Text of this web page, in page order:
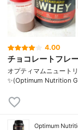
4.00
チョコレートフレ
オプティマムニュート
✨(Optimum Nutrition
Optimum